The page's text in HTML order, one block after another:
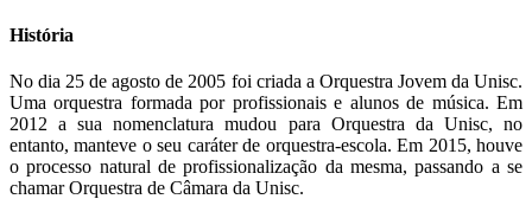
História
No dia 25 de agosto de 2005 foi criada a Orquestra Jovem da Unisc.
Uma orquestra formada por profissionais e alunos de música. Em
2012 a sua nomenclatura mudou para Orquestra da Unisc, no
entanto, manteve o seu caráter de orquestra-escola. Em 2015, houve
o processo natural de profissionalização da mesma, passando a se
chamar Orquestra de Câmara da Unisc.